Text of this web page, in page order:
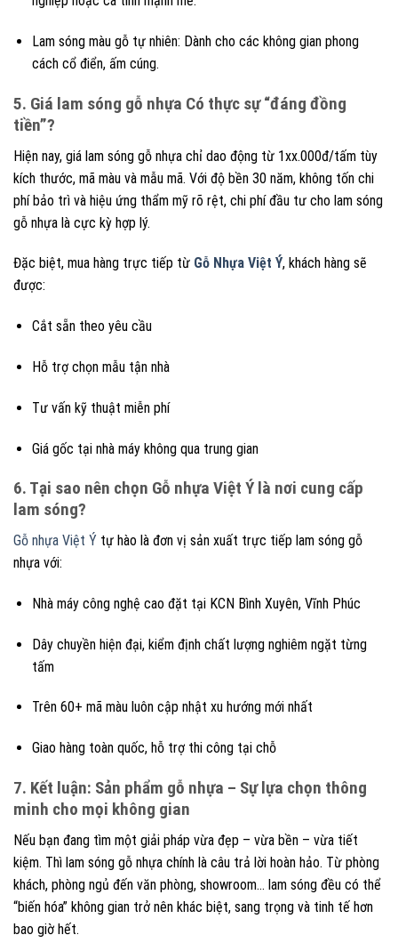
Lam sóng màu gỗ tự nhiên: Dành cho các không gian phong
cách cổ điển, ấm cúng.
5. Giá lam sóng gỗ nhựa Có thực sự “đáng đồng
tiền”?
Hiện nay, giá lam sóng gỗ nhựa chỉ dao động từ 1xx.000đ/tấm tùy
kích thước, mã màu và mẫu mã. Với độ bền 30 năm, không tốn chi
phí bảo trì và hiệu ứng thẩm mỹ rõ rệt, chi phí đầu tư cho lam sóng
gỗ nhựa là cực kỳ hợp lý.
Đặc biệt, mua hàng trực tiếp từ Gỗ Nhựa Việt Ý, khách hàng sẽ
được:
Cắt sẵn theo yêu cầu
Hỗ trợ chọn mẫu tận nhà
Tư vấn kỹ thuật miễn phí
Giá gốc tại nhà máy không qua trung gian
6. Tại sao nên chọn Gỗ nhựa Việt Ý là nơi cung cấp
lam sóng?
Gỗ nhựa Việt Ý tự hào là đơn vị sản xuất trực tiếp lam sóng gỗ
nhựa với:
Nhà máy công nghệ cao đặt tại KCN Bình Xuyên, Vĩnh Phúc
Dây chuyền hiện đại, kiểm định chất lượng nghiêm ngặt từng
tấm
Trên 60+ mã màu luôn cập nhật xu hướng mới nhất
Giao hàng toàn quốc, hỗ trợ thi công tại chỗ
7. Kết luận: Sản phẩm gỗ nhựa – Sự lựa chọn thông
minh cho mọi không gian
Nếu bạn đang tìm một giải pháp vừa đẹp – vừa bền – vừa tiết
kiệm. Thì lam sóng gỗ nhựa chính là câu trả lời hoàn hảo. Từ phòng
khách, phòng ngủ đến văn phòng, showroom… lam sóng đều có thể
“biến hóa” không gian trở nên khác biệt, sang trọng và tinh tế hơn
bao giờ hết.